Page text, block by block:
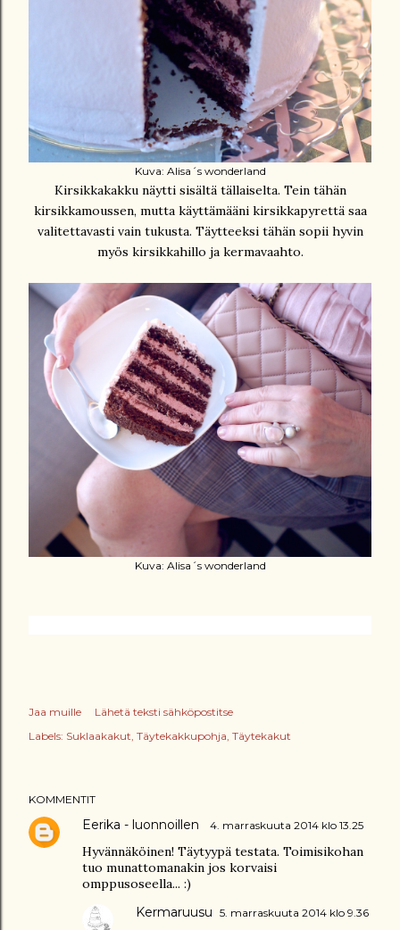
Kuva: Alisa´s wonderland
Kirsikkakakku näytti sisältä tällaiselta. Tein tähän
kirsikkamoussen, mutta käyttämääni kirsikkapyrettä saa
valitettavasti vain tukusta. Täytteeksi tähän sopii hyvin
myös kirsikkahillo ja kermavaahto.
Kuva: Alisa´s wonderland
Jaa muille
Lähetä teksti sähköpostitse
Labels: Suklaakakut Täytekakkupohja Täytekakut
KOMMENTIT
Eerika - luonnoillen 4. marraskuuta 2014 klo 13.25
Hyvännäköinen! Täytyypä testata. Toimisikohan
tuo munattomanakin jos korvaisi
omppusoseella... :)
Kermaruusu 5. marraskuuta 2014 klo 9.36